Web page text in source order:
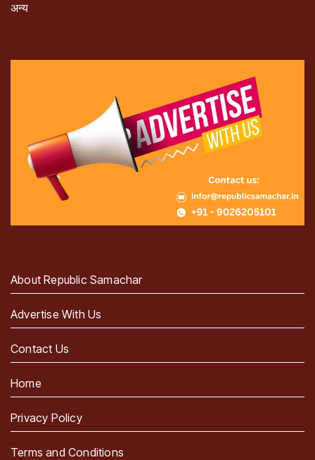
अन्य
About Republic Samachar
Advertise With Us
Contact Us
Home
Privacy Policy
Terms and Conditions